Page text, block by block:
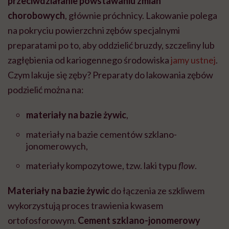
chorobowych, głównie próchnicy. Lakowanie polega
na pokryciu powierzchni zębów specjalnymi
preparatami po to, aby oddzielić bruzdy, szczeliny lub
zagłębienia od kariogennego środowiskajamy ustnej.
Czym lakuje się zęby? Preparaty do lakowania zębów
podzielić można na:
materiały na bazie żywic,
materiały na bazie cementów szklano-
jonomerowych,
materiały kompozytowe, tzw. laki typuflow.
Materiały na bazie żywicdo łączenia ze szkliwem
wykorzystują proces trawienia kwasem
ortofosforowym. Cement szklano-jonomerowy